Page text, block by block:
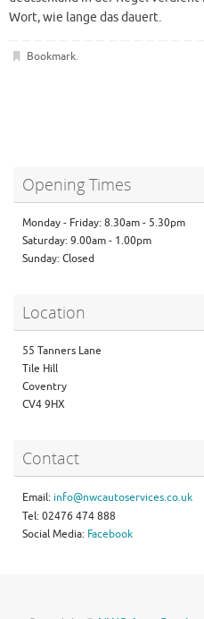
Wort, wie lange das dauert.
Bookmark.
Opening Times
Monday - Friday: 8.30am - 5.30pm
Saturday: 9.00am - 1.00pm
Sunday: Closed
Location
55 Tanners Lane
Tile Hill
Coventry
CV4 9HX
Contact
Email: info@nwcautoservices.co.uk
Tel: 02476 474 888
Social Media: Facebook